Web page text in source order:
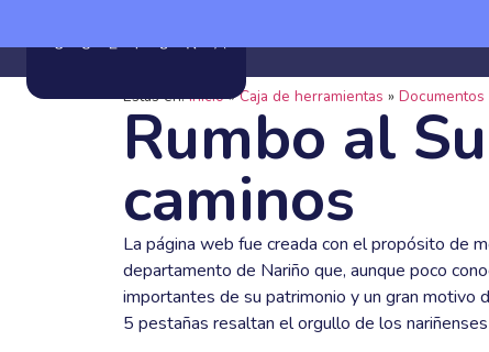
Estás en:Inicio»Caja de herramientas » Documentos
Rumbo al
caminos
La página web fue creada con el propósito de
departamento de Nariño que, aunque poco
importantes de su patrimonio y un gran motivo
5 pestañas resaltan el orgullo de los